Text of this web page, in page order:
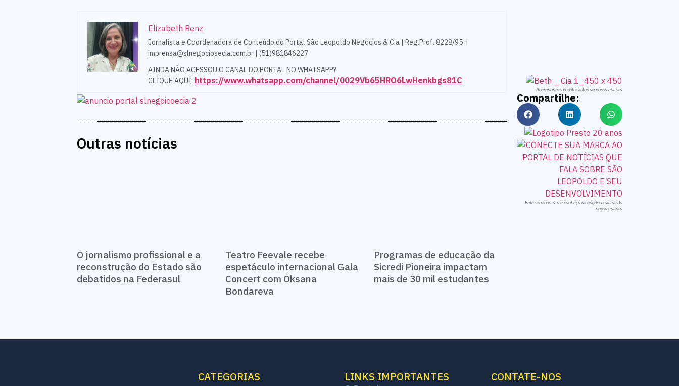
Elizabeth Renz
Jornalista e Coordenadora de Conteúdo do Portal São Leopoldo Negócios & Cia | Reg.Prof. 8228/95 |
imprensa@slnegociosecia.com.br | (51)981846227
AINDA NÃO ACESSOU O CANAL DO PORTAL NO WHATSAPP?
CLIQUE AQUI: https://www.whatsapp.com/channel/0029Vb65HRO6LwHenkbgs81C
Outras notícias
O jornalismo profissional e a
reconstrução do Estado são
debatidos na Federasul
Teatro Feevale recebe
espetáculo internacional Gala
Concert com Oksana
Bondareva
Programas de educação da
Sicredi Pioneira impactam
mais de 30 mil estudantes
Acompanhe as entrevistas da nossa editora
Compartilhe:
Entre em contato e conheça as opçõesrevistas da
nossa editora
CATEGORIAS LINKS IMPORTANTES CONTATE-NOS